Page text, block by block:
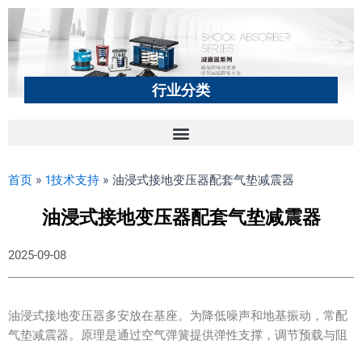
行业分类
首页 » 1技术支持 » 油浸式接地变压器配套气垫减震器
油浸式接地变压器配套气垫减震器
2025-09-08
油浸式接地变压器多安放在基座。为降低噪声和地基振动，常配
气垫减震器。原理是通过空气弹簧提供弹性支撑，调节预载与阻